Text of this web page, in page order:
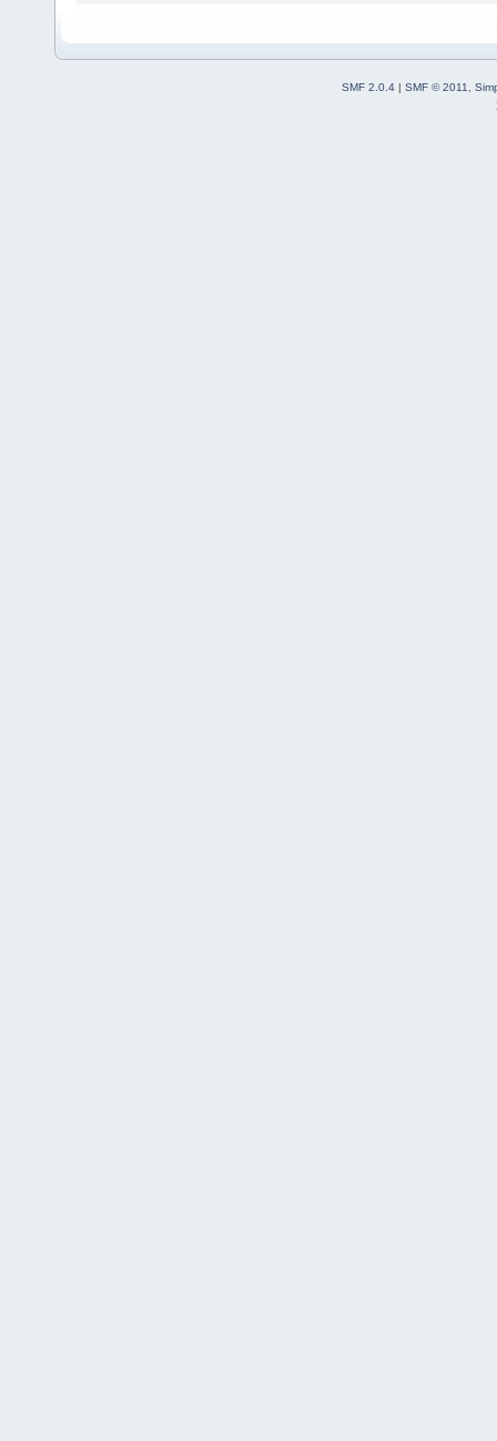
SMF 2.0.4 | SMF © 2011